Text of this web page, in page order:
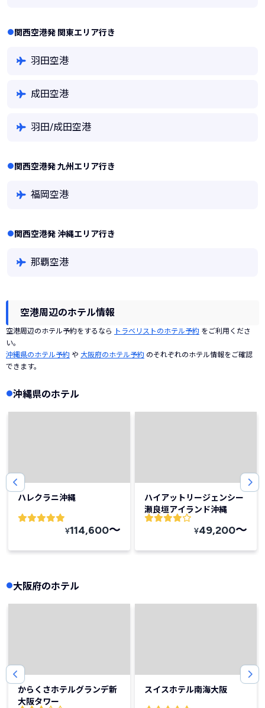
関西空港発 関東エリア行き
羽田空港
成田空港
羽田/成田空港
関西空港発 九州エリア行き
福岡空港
関西空港発 沖縄エリア行き
那覇空港
空港周辺のホテル情報
空港周辺のホテル予約をするなら トラベリストのホテル予約 をご利用くださ
い。
沖縄県のホテル予約 や 大阪府のホテル予約 のそれぞれのホテル情報をご確認
できます。
沖縄県のホテル
ハレクラニ沖縄
¥114,600〜
ハイアットリージェンシー
瀬良垣アイランド沖縄
¥49,200〜
大阪府のホテル
からくさホテルグランデ新
大阪タワー
スイスホテル南海大阪